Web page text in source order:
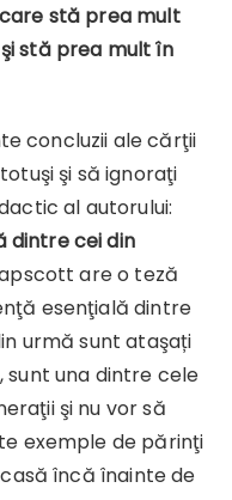
stă prea mult
stă prea mult în
concluzii ale cărţii
şi să ignoraţi
al autorului:
dintre cei din
are o teză
esenţială dintre
urmă sunt ataşați
sunt una dintre cele
şi nu vor să
exemple de părinţi
încă înainte de